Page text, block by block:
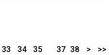
33 34
35
37 38 > >>